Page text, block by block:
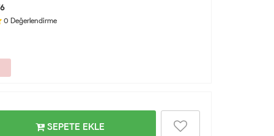
0 Değerlendirme
SEPETE EKLE